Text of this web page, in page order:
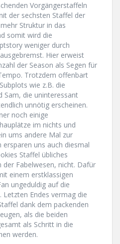
Vorgängerstaffeln
der sechsten Staffel der
Struktur in das
somit wird die
weniger durch
Hier erweist
der Season als Segen für
Trotzdem offenbart
wie z.B. die
Sam, die uninteressant
unnötig erscheinen.
noch einige
im nichts und
ums andere Mal zur
uns auch diesmal
Staffel übliches
Fabelwesen, nicht. Dafür
einem erstklassigen
ungeduldig auf die
Endes vermag die
dank dem packenden
als die beiden
als Schritt in die
werden.